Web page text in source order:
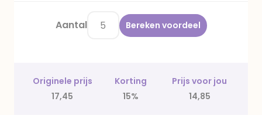
Aantal Bereken voordeel
Originele prijs Korting
Prijs voor jou
17,45
15% 14,85